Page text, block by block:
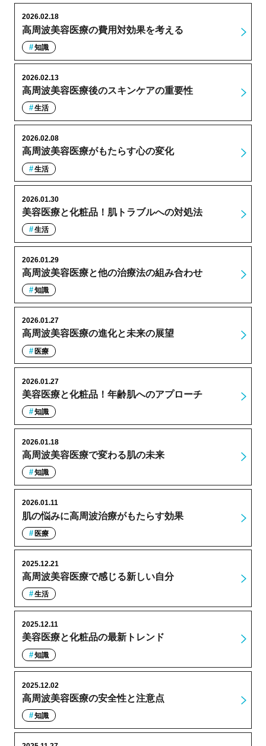
高周波美容医療の費用対効果を考える
2026.02.18
知識
高周波美容医療後のスキンケアの重要性
2026.02.13
生活
高周波美容医療がもたらす心の変化
2026.02.08
生活
美容医療と化粧品！肌トラブルへの対処法
2026.01.30
生活
高周波美容医療と他の治療法の組み合わせ
2026.01.29
知識
高周波美容医療の進化と未来の展望
2026.01.27
医療
美容医療と化粧品！年齢肌へのアプローチ
2026.01.27
知識
高周波美容医療で変わる肌の未来
2026.01.18
知識
肌の悩みに高周波治療がもたらす効果
2026.01.11
医療
高周波美容医療で感じる新しい自分
2025.12.21
生活
美容医療と化粧品の最新トレンド
2025.12.11
知識
高周波美容医療の安全性と注意点
2025.12.02
知識